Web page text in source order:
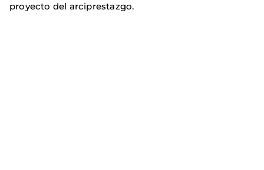
proyecto del arciprestazgo.